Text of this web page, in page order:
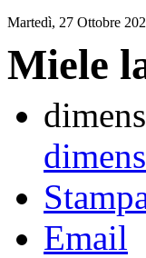
Martedì, 27 Ottobre
Miele
Email